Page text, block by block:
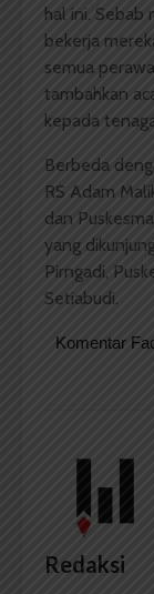
hal ini. Sebab
bekerja
semua
tambahkan
kepada
Berbeda
RS Adam
dan
yang
Pirngadi,
Setiabudi.
Komentar
Redaksi